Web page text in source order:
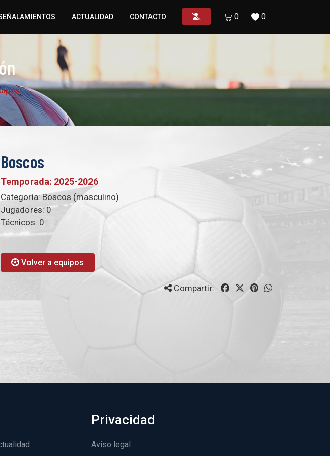
ACTUALIDAD CONTACTO 0 0
Boscos
Temporada: 2025-2026
Categoría: Boscos (masculino)
Jugadores: 0
Técnicos: 0
Volver a equipos
Compartir:
Privacidad
Aviso legal